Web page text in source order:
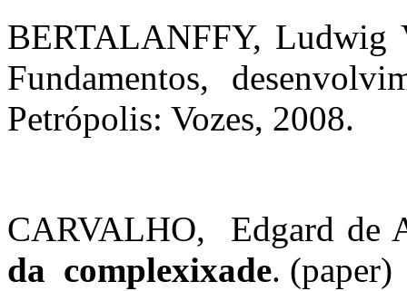
BERTALANFFY, Ludwig
Fundamentos,
Petrópolis: Vozes, 2008.
CARVALHO,
Edgard de
da complexixade. (paper)